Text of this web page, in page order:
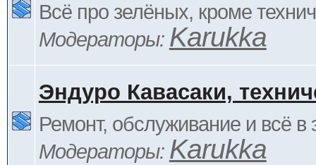
Всё про зелёных, кроме
Модераторы: Karukka
Эндуро Кавасаки,
Ремонт, обслуживание и всё в
Модераторы: Karukka